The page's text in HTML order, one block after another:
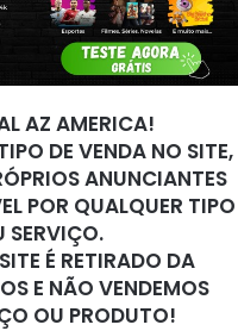
AZ AMERICA!
DE VENDA NO SITE,
ANUNCIANTES
POR QUALQUER TIPO
SERVIÇO.
É RETIRADO DA
E NÃO VENDEMOS
OU PRODUTO!